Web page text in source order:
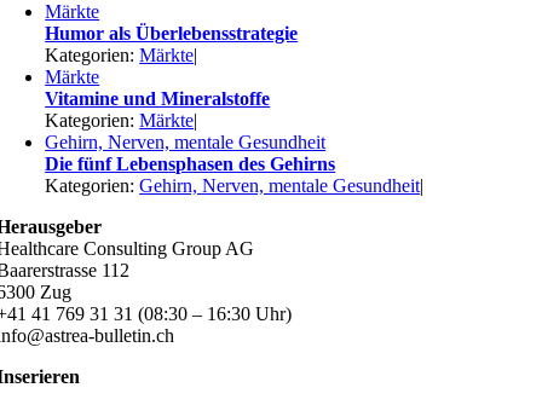
Märkte
Humor als Überlebensstrategie
Kategorien:Märkte|
Märkte
Vitamine und Mineralstoffe
Kategorien:Märkte|
Gehirn, Nerven, mentale Gesundheit
Die fünf Lebensphasen des Gehirns
Kategorien:Gehirn, Nerven, mentale Gesundheit|
Consulting Group AG
112
Zug
41 769 31 31 (08:30 – 16:30 Uhr)
bulletin.ch